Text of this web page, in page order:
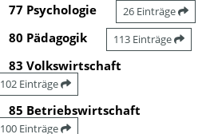
77 Psychologie 26 Einträge
80 Pädagogik 113 Einträge
83 Volkswirtschaft
102 Einträge
85 Betriebswirtschaft
100 Einträge